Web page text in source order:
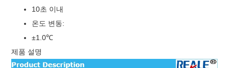
10초 이내
온도 변동:
±1.0℃
제품 설명